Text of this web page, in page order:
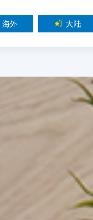
海外 大陆